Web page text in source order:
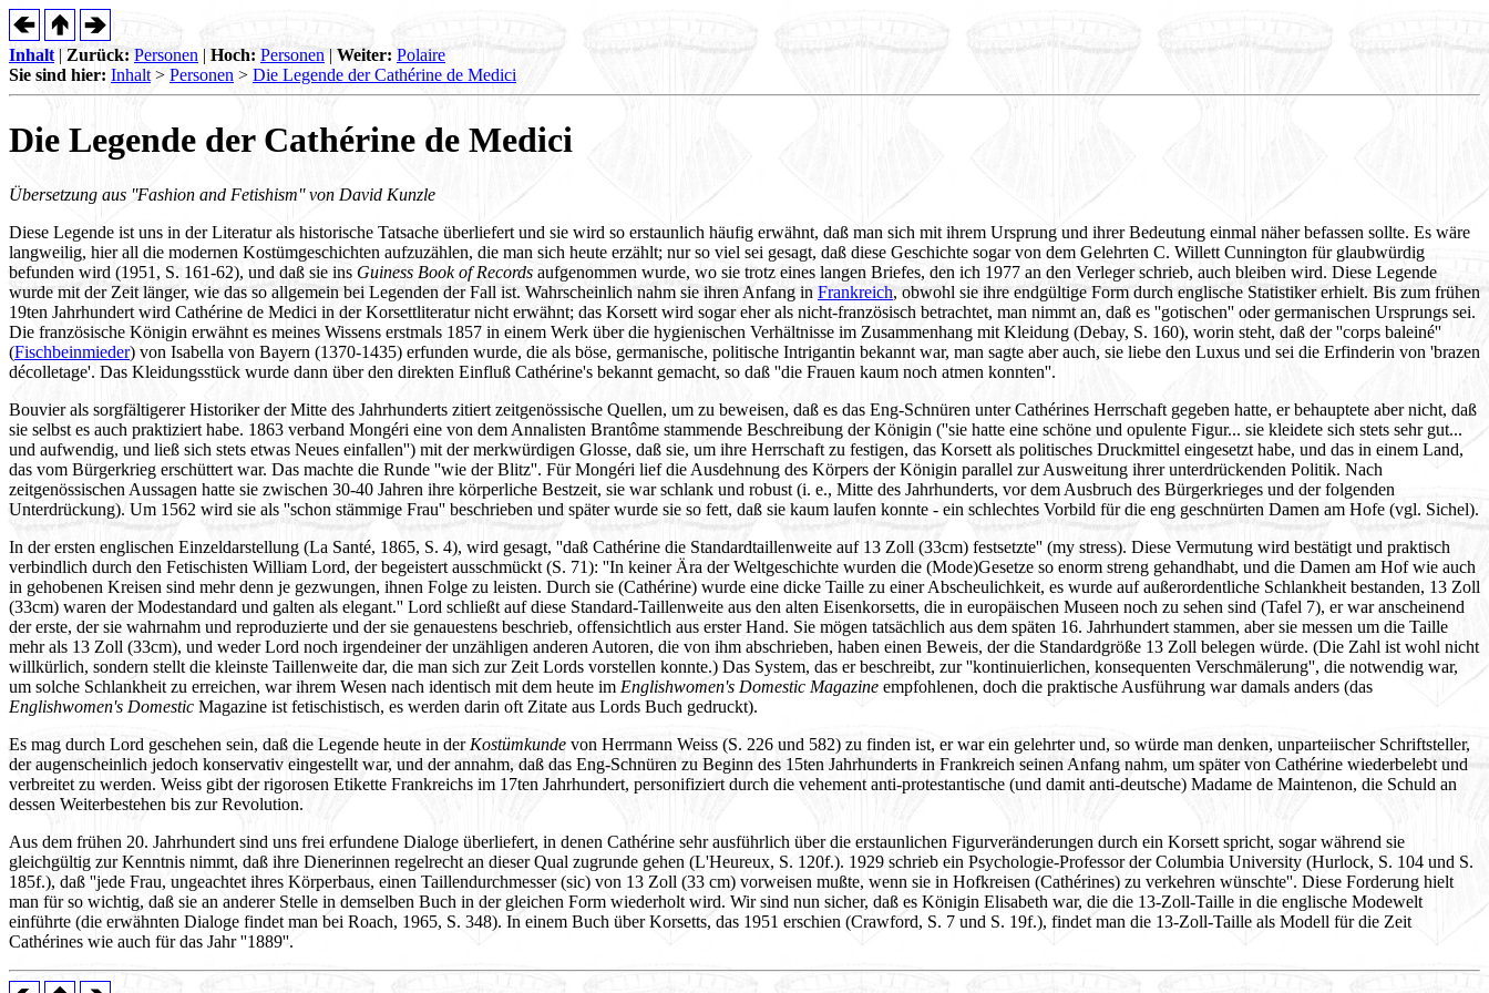
Inhalt | Zurück: Personen | Hoch: Personen | Weiter: Polaire
Sie sind hier: Inhalt > Personen > Die Legende der Cathérine de Medici
Die Legende der Cathérine de Medici
Übersetzung aus ''Fashion and Fetishism'' von David Kunzle
Diese Legende ist uns in der Literatur als historische Tatsache überliefert und sie wird so erstaunlich häufig erwähnt, daß man sich mit ihrem Ursprung und ihrer Bedeutung einmal näher befassen sollte. Es wäre
langweilig, hier all die modernen Kostümgeschichten aufzuzählen, die man sich heute erzählt; nur so viel sei gesagt, daß diese Geschichte sogar von dem Gelehrten C. Willett Cunnington für glaubwürdig
befunden wird (1951, S. 161-62), und daß sie ins Guiness Book of Records aufgenommen wurde, wo sie trotz eines langen Briefes, den ich 1977 an den Verleger schrieb, auch bleiben wird. Diese Legende
wurde mit der Zeit länger, wie das so allgemein bei Legenden der Fall ist. Wahrscheinlich nahm sie ihren Anfang in Frankreich, obwohl sie ihre endgültige Form durch englische Statistiker erhielt. Bis zum frühen
19ten Jahrhundert wird Cathérine de Medici in der Korsettliteratur nicht erwähnt; das Korsett wird sogar eher als nicht-französisch betrachtet, man nimmt an, daß es ''gotischen'' oder germanischen Ursprungs sei.
Die französische Königin erwähnt es meines Wissens erstmals 1857 in einem Werk über die hygienischen Verhältnisse im Zusammenhang mit Kleidung (Debay, S. 160), worin steht, daß der ''corps baleiné''
(Fischbeinmieder) von Isabella von Bayern (1370-1435) erfunden wurde, die als böse, germanische, politische Intrigantin bekannt war, man sagte aber auch, sie liebe den Luxus und sei die Erfinderin von 'brazen
décolletage'. Das Kleidungsstück wurde dann über den direkten Einfluß Cathérine's bekannt gemacht, so daß ''die Frauen kaum noch atmen konnten''.
Bouvier als sorgfältigerer Historiker der Mitte des Jahrhunderts zitiert zeitgenössische Quellen, um zu beweisen, daß es das Eng-Schnüren unter Cathérines Herrschaft gegeben hatte, er behauptete aber nicht, daß
sie selbst es auch praktiziert habe. 1863 verband Mongéri eine von dem Annalisten Brantôme stammende Beschreibung der Königin (''sie hatte eine schöne und opulente Figur... sie kleidete sich stets sehr gut...
und aufwendig, und ließ sich stets etwas Neues einfallen'') mit der merkwürdigen Glosse, daß sie, um ihre Herrschaft zu festigen, das Korsett als politisches Druckmittel eingesetzt habe, und das in einem Land,
das vom Bürgerkrieg erschüttert war. Das machte die Runde ''wie der Blitz''. Für Mongéri lief die Ausdehnung des Körpers der Königin parallel zur Ausweitung ihrer unterdrückenden Politik. Nach
zeitgenössischen Aussagen hatte sie zwischen 30-40 Jahren ihre körperliche Bestzeit, sie war schlank und robust (i. e., Mitte des Jahrhunderts, vor dem Ausbruch des Bürgerkrieges und der folgenden
Unterdrückung). Um 1562 wird sie als ''schon stämmige Frau'' beschrieben und später wurde sie so fett, daß sie kaum laufen konnte - ein schlechtes Vorbild für die eng geschnürten Damen am Hofe (vgl. Sichel).
In der ersten englischen Einzeldarstellung (La Santé, 1865, S. 4), wird gesagt, ''daß Cathérine die Standardtaillenweite auf 13 Zoll (33cm) festsetzte'' (my stress). Diese Vermutung wird bestätigt und praktisch
verbindlich durch den Fetischisten William Lord, der begeistert ausschmückt (S. 71): ''In keiner Ära der Weltgeschichte wurden die (Mode)Gesetze so enorm streng gehandhabt, und die Damen am Hof wie auch
in gehobenen Kreisen sind mehr denn je gezwungen, ihnen Folge zu leisten. Durch sie (Cathérine) wurde eine dicke Taille zu einer Abscheulichkeit, es wurde auf außerordentliche Schlankheit bestanden, 13 Zoll
(33cm) waren der Modestandard und galten als elegant.'' Lord schließt auf diese Standard-Taillenweite aus den alten Eisenkorsetts, die in europäischen Museen noch zu sehen sind (Tafel 7), er war anscheinend
der erste, der sie wahrnahm und reproduzierte und der sie genauestens beschrieb, offensichtlich aus erster Hand. Sie mögen tatsächlich aus dem späten 16. Jahrhundert stammen, aber sie messen um die Taille
mehr als 13 Zoll (33cm), und weder Lord noch irgendeiner der unzähligen anderen Autoren, die von ihm abschrieben, haben einen Beweis, der die Standardgröße 13 Zoll belegen würde. (Die Zahl ist wohl nicht
willkürlich, sondern stellt die kleinste Taillenweite dar, die man sich zur Zeit Lords vorstellen konnte.) Das System, das er beschreibt, zur ''kontinuierlichen, konsequenten Verschmälerung'', die notwendig war,
um solche Schlankheit zu erreichen, war ihrem Wesen nach identisch mit dem heute im Englishwomen's Domestic Magazine empfohlenen, doch die praktische Ausführung war damals anders (das
Englishwomen's Domestic Magazine ist fetischistisch, es werden darin oft Zitate aus Lords Buch gedruckt).
Es mag durch Lord geschehen sein, daß die Legende heute in der Kostümkunde von Herrmann Weiss (S. 226 und 582) zu finden ist, er war ein gelehrter und, so würde man denken, unparteiischer Schriftsteller,
der augenscheinlich jedoch konservativ eingestellt war, und der annahm, daß das Eng-Schnüren zu Beginn des 15ten Jahrhunderts in Frankreich seinen Anfang nahm, um später von Cathérine wiederbelebt und
verbreitet zu werden. Weiss gibt der rigorosen Etikette Frankreichs im 17ten Jahrhundert, personifiziert durch die vehement anti-protestantische (und damit anti-deutsche) Madame de Maintenon, die Schuld an
dessen Weiterbestehen bis zur Revolution.
Aus dem frühen 20. Jahrhundert sind uns frei erfundene Dialoge überliefert, in denen Cathérine sehr ausführlich über die erstaunlichen Figurveränderungen durch ein Korsett spricht, sogar während sie
gleichgültig zur Kenntnis nimmt, daß ihre Dienerinnen regelrecht an dieser Qual zugrunde gehen (L'Heureux, S. 120f.). 1929 schrieb ein Psychologie-Professor der Columbia University (Hurlock, S. 104 und S.
185f.), daß ''jede Frau, ungeachtet ihres Körperbaus, einen Taillendurchmesser (sic) von 13 Zoll (33 cm) vorweisen mußte, wenn sie in Hofkreisen (Cathérines) zu verkehren wünschte''. Diese Forderung hielt
man für so wichtig, daß sie an anderer Stelle in demselben Buch in der gleichen Form wiederholt wird. Wir sind nun sicher, daß es Königin Elisabeth war, die die 13-Zoll-Taille in die englische Modewelt
einführte (die erwähnten Dialoge findet man bei Roach, 1965, S. 348). In einem Buch über Korsetts, das 1951 erschien (Crawford, S. 7 und S. 19f.), findet man die 13-Zoll-Taille als Modell für die Zeit
Cathérines wie auch für das Jahr ''1889''.